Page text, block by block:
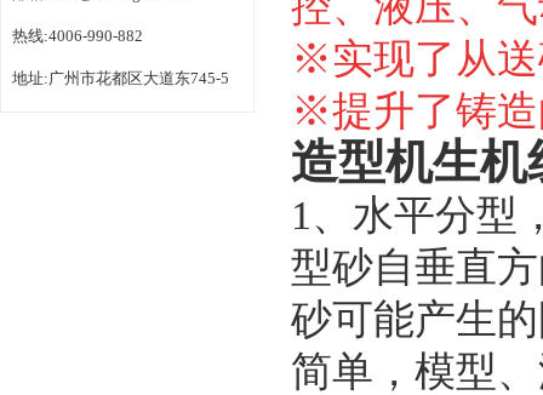
热线:4006-990-882
地址:广州市花都区大道东745-5
※实现了从送
※提升了铸造
造型机生机
1、水平分型
型砂自垂直
砂可能产生
简单，模型